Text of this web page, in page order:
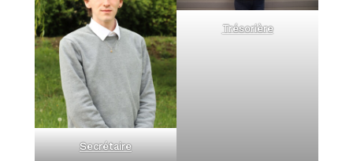
Secrétaire
Trésorière